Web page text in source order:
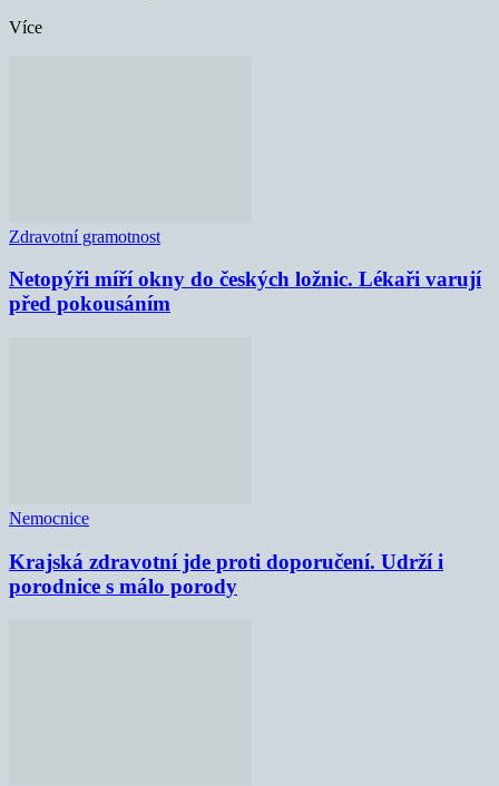
Více
Zdravotní gramotnost
Netopýři míří okny do českých ložnic. Lékaři varují
před pokousáním
Nemocnice
Krajská zdravotní jde proti doporučení. Udrží i
porodnice s málo porody